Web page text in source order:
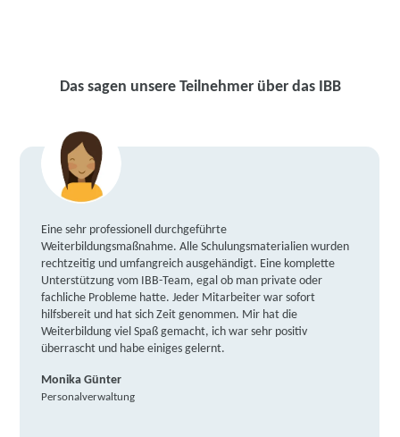
Das sagen unsere Teilnehmer über das IBB
Eine sehr professionell durchgeführte
Weiterbildungsmaßnahme. Alle Schulungsmaterialien wurden
rechtzeitig und umfangreich ausgehändigt. Eine komplette
Unterstützung vom IBB-Team, egal ob man private oder
fachliche Probleme hatte. Jeder Mitarbeiter war sofort
hilfsbereit und hat sich Zeit genommen. Mir hat die
Weiterbildung viel Spaß gemacht, ich war sehr positiv
überrascht und habe einiges gelernt.
Monika Günter
Personalverwaltung